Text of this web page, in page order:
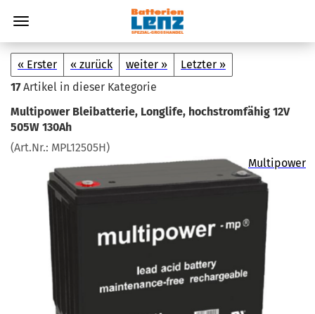
« Erster « zurück weiter »
Letzter »
17Artikel in dieser Kategorie
Mul­ti­power Blei­bat­te­rie, Lon­g­li­fe, hoch­strom­fä­hig 12V
505W 130Ah
(Art.Nr.: MPL12505H)
Multipower